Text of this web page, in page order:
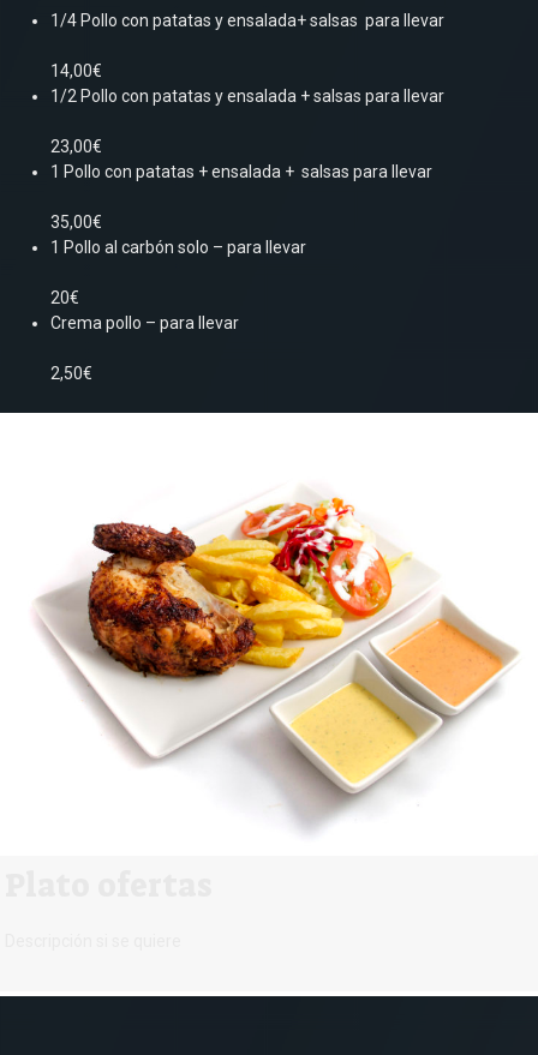
1/4 Pollo con patatas y ensalada+ salsas para llevar
14,00€
1/2 Pollo con patatas y ensalada + salsas para llevar
23,00€
1 Pollo con patatas + ensalada + salsas para llevar
35,00€
1 Pollo al carbón solo – para llevar
20€
Crema pollo – para llevar
2,50€